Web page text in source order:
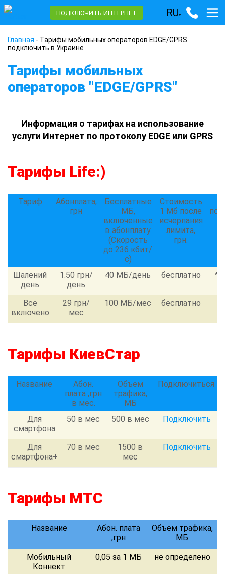
ПОДКЛЮЧИТЬ ИНТЕРНЕТ RU▾
Главная - Тарифы мобильных операторов EDGE/GPRS
подключить в Украине
Тарифы мобильных
операторов "EDGE/GPRS"
Информация о тарифах на использование
услуги Интернет по протоколу EDGE или GPRS
Тарифы Life:)
Тариф
Абонплата,
грн
Бесплатные
МБ,
включенные
в абонплату
(Скорость
до 236 кбит/
с)
Стоимость
1 Мб после
исчерпания
лимита,
грн.
Шалений
день
1.50 грн/
день
40 МБ/день бесплатно
Все
включено
29 грн/
мес
100 МБ/мес бесплатно
Тарифы КиевСтар
Название
Абон.
плата ,грн
в мес.
Объем
трафика,
МБ
Подключиться
Для
смартфона
50 в мес 500 в мес Подключить
Для
смартфона+
70 в мес
1500 в
мес
Подключить
Тарифы МТС
Название
Абон. плата
,грн
Объем трафика,
МБ
Мобильный
Коннект
0,05 за 1 МБ не определено